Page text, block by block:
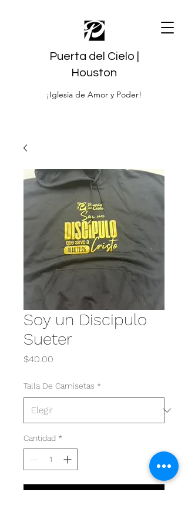
Puerta del Cielo |
Houston
¡Iglesia de Amor y Poder!
Soy un Discipulo
Sueter
$40.00
Talla De Camisetas *
Cantidad *